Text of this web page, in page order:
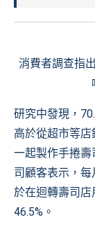
消費者調查指
研究中發現，
高於從超市等
一起製作手捲壽
司顧客表示，
於在迴轉壽司
46.5%。